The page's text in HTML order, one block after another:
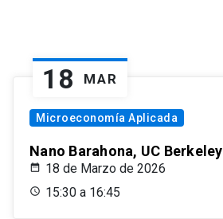
18 MAR
Microeconomía Aplicada
Nano Barahona, UC Berkeley
18 de Marzo de 2026
15:30 a 16:45